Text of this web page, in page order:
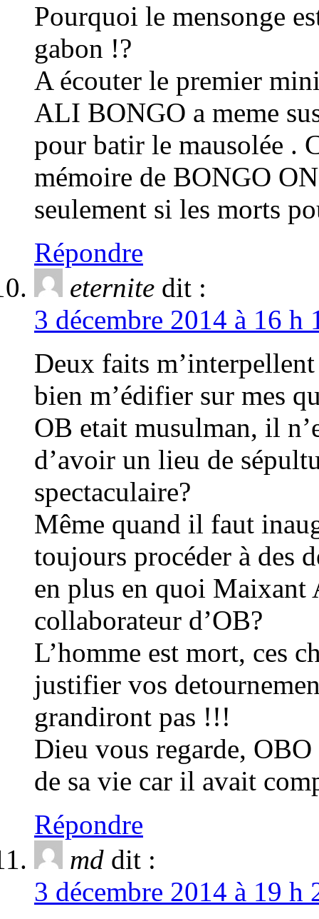
Pourquoi le mensonge
gabon !?
A écouter le premier
ALI BONGO a meme
pour batir le mausolée .
mémoire de BONGO
seulement si les morts
Répondre
eternite dit :
3 décembre 2014 à 16
Deux faits
bien m’édifier sur mes
OB etait musulman, il
d’avoir un lieu de
spectaculaire?
Même quand il faut
toujours procéder à des
en plus en quoi Maixant
collaborateur d’OB?
L’homme est mort, ces
justifier vos
grandiront pas !!!
Dieu vous regarde, OBO
de sa vie car il avait
Répondre
md dit :
3 décembre 2014 à 19